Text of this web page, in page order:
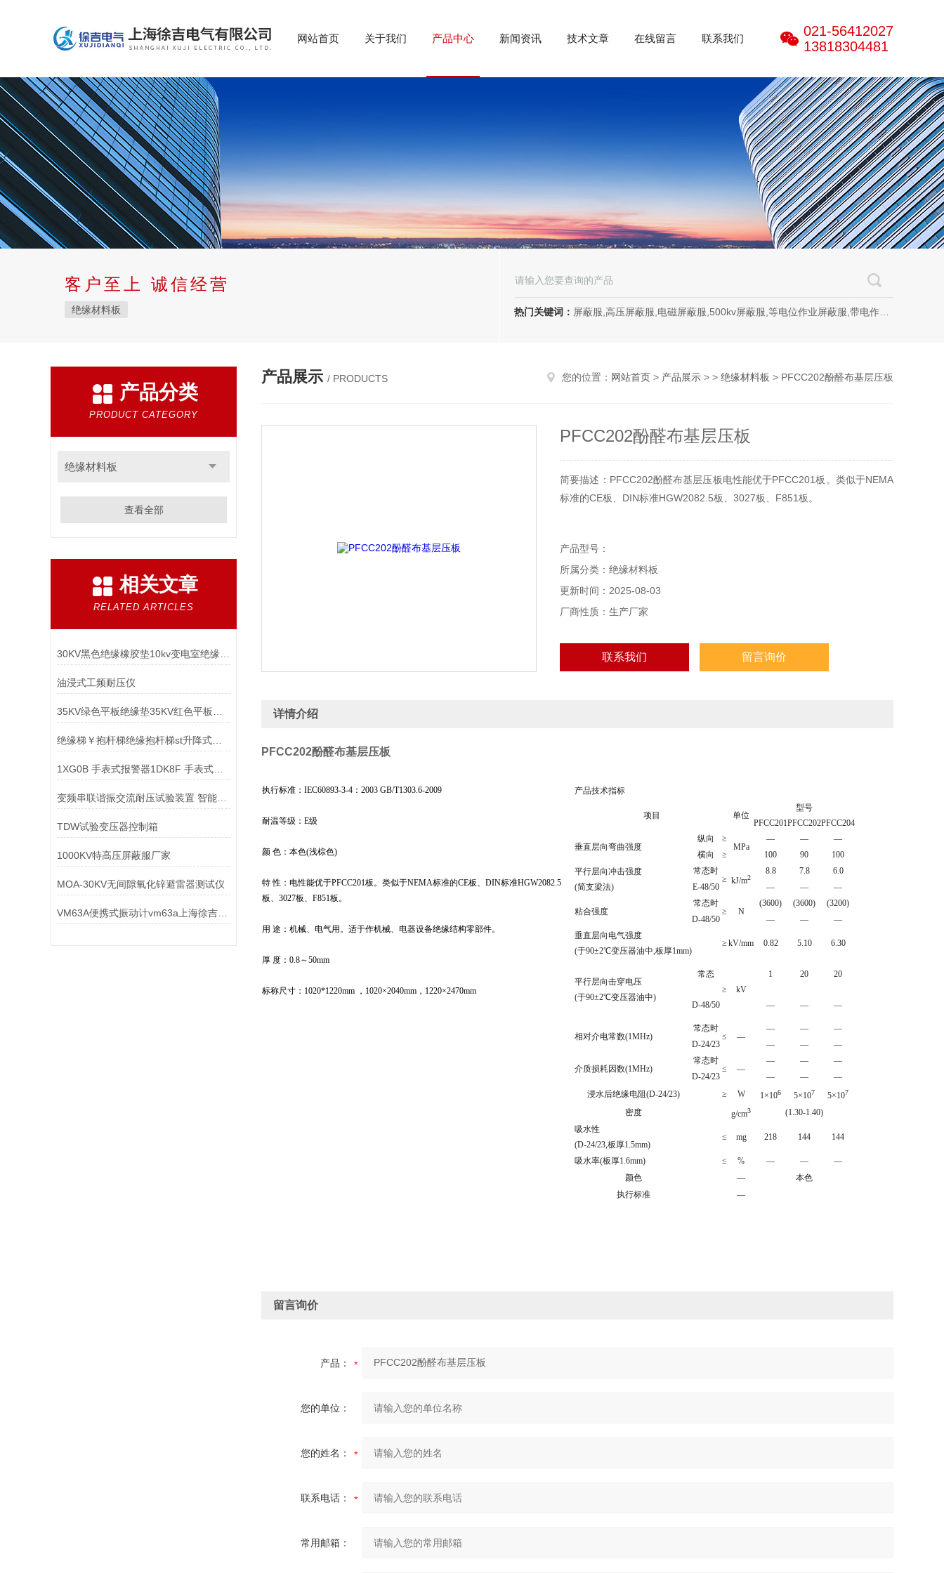
网站首页 关于我们 产品中心 新闻资讯 技术文章 在线留言 联系我们
021-56412027
13818304481
客户至上 诚信经营
绝缘材料板 热门关键词： 屏蔽服,高压屏蔽服,电磁屏蔽服,500kv屏蔽服,等电位作业屏蔽服,带电作业屏蔽服,防电弧服,电弧服,电弧专用防护服,电位均压服
产品分类
PRODUCT CATEGORY
绝缘材料板
查看全部
相关文章
RELATED ARTICLES
30KV黑色绝缘橡胶垫10kv变电室绝缘橡胶板8mm橡胶垫
油浸式工频耐压仪
绝缘梯￥抱杆梯绝缘抱杆梯st升降式绝缘梯/抱杆梯
1XG0B 手表式报警器1DK8F 手表式报警器
变频串联谐振交流耐压试验装置 智能型变频串联谐振试验装置
TDW试验变压器控制箱
1000KV特高压屏蔽服厂家
MOA-30KV无间隙氧化锌避雷器测试仪
VM63A便携式振动计vm63a上海徐吉电气
产品展示 / PRODUCTS 您的位置： 网站首页 > 产品展示 > > 绝缘材料板 > PFCC202酚醛布基层压板
PFCC202酚醛布基层压板
简要描述：PFCC202酚醛布基层压板电性能优于PFCC201板。类似于NEMA
标准的CE板、DIN标准HGW2082.5板、3027板、F851板。
产品型号：
所属分类：绝缘材料板
更新时间：2025-08-03
厂商性质：生产厂家
联系我们 留言询价
详情介绍
PFCC202酚醛布基层压板
执行标准：IEC60893-3-4：2003 GB/T1303.6-2009
耐温等级：E级
颜 色：本色(浅棕色)
特 性：电性能优于PFCC201板。类似于NEMA标准的CE板、DIN标准HGW2082.5
板、3027板、F851板。
用 途：机械、电气用。适于作机械、电器设备绝缘结构零部件。
厚 度：0.8～50mm
标称尺寸：1020*1220mm ，1020×2040mm，1220×2470mm
产品技术指标
项目 单位
型号
PFCC201PFCC202PFCC204
垂直层向弯曲强度
纵向
≥
MPa
— —
—
横向
≥ 100 90
100
平行层向冲击强度
(简支梁法)
常态时
≥ kJ/m2
8.8 7.8
6.0
E-48/50
— — —
粘合强度
常态时
≥
N
(3600) (3600) (3200)
D-48/50
— —
—
垂直层向电气强度
(于90±2℃变压器油中,板厚1mm)
≥ kV/mm 0.82 5.10 6.30
平行层向击穿电压
(于90±2℃变压器油中)
常态
≥
kV
1 20 20
D-48/50 — — —
相对介电常数(1MHz)
常态时
≤
—
— —
—
D-24/23
— — —
介质损耗因数(1MHz)
常态时
≤
—
— —
—
D-24/23
— —
—
浸水后绝缘电阻 (D-24/23) ≥ W 1×106 5×107 5×107
密度 g/cm3
(1.30-1.40)
吸水性
(D-24/23,板厚1.5mm)
≤ mg 218 144 144
吸水率(板厚1.6mm) ≤ % — —
—
颜色
—
本色
执行标准
—
留言询价
产品：
您的单位：
您的姓名：
联系电话：
常用邮箱：